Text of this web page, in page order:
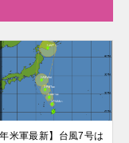
米軍最新】台風7号は